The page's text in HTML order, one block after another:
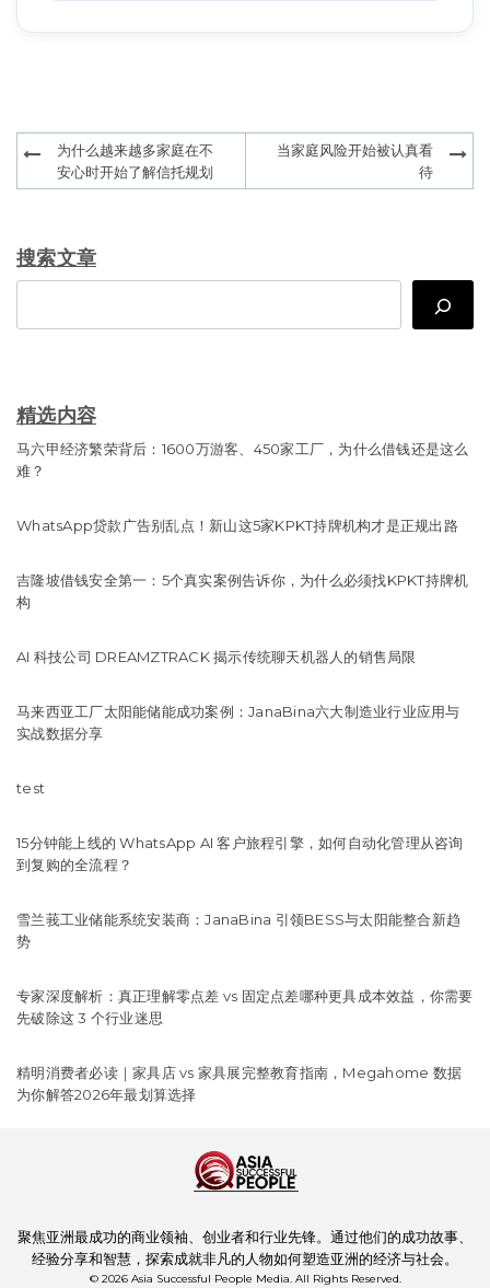
navigation
为什么越来越多家庭在不
安心时开始了解信托规划
当家庭风险开始被认真看
待
搜索文章
精选内容
马六甲经济繁荣背后：1600万游客、450家工厂，为什么借钱还是这么
难？
WhatsApp贷款广告别乱点！新山这5家KPKT持牌机构才是正规出路
吉隆坡借钱安全第一：5个真实案例告诉你，为什么必须找KPKT持牌机
构
AI 科技公司 DREAMZTRACK 揭示传统聊天机器人的销售局限
马来西亚工厂太阳能储能成功案例：JanaBina六大制造业行业应用与
实战数据分享
test
15分钟能上线的 WhatsApp AI 客户旅程引擎，如何自动化管理从咨询
到复购的全流程？
雪兰莪工业储能系统安装商：JanaBina 引领BESS与太阳能整合新趋
势
专家深度解析：真正理解零点差 vs 固定点差哪种更具成本效益，你需要
先破除这 3 个行业迷思
精明消费者必读｜家具店 vs 家具展完整教育指南，Megahome 数据
为你解答2026年最划算选择
聚焦亚洲最成功的商业领袖、创业者和行业先锋。通过他们的成功故事、
经验分享和智慧，探索成就非凡的人物如何塑造亚洲的经济与社会。
© 2026 Asia Successful People Media. All Rights Reserved.